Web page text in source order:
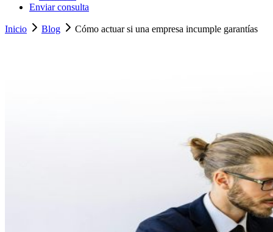
Enviar consulta
Inicio Blog Cómo actuar si una empresa incumple garantías